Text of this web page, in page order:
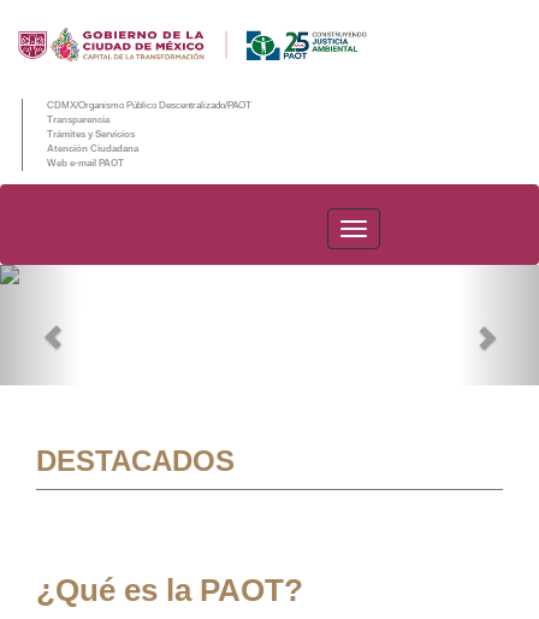
CDMX/Organismo Público Descentralizado/PAOT
Transparencia
Trámites y Servicios
Atención Ciudadana
Web e-mail PAOT
PAOT
DESTACADOS
¿Qué es la PAOT?